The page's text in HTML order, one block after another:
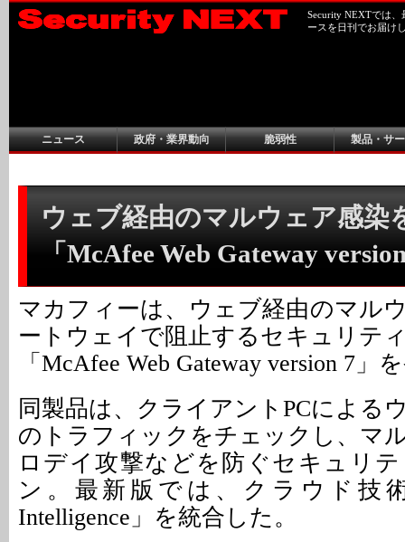
Security NEXTでは
ースを日刊でお届け
ニュース 政府・業界動向 脆弱性 製品・サ
ウェブ経由のマルウェア感染
「McAfee Web Gateway
マカフィーは、ウェブ経由のマル
ートウェイで阻止するセキュリテ
「McAfee Web Gateway version 7」
同製品は、クライアントPCによる
のトラフィックをチェックし、マ
ロデイ攻撃などを防ぐセキュリ
ン。最新版では、クラウド技術
Intelligence」を統合した。